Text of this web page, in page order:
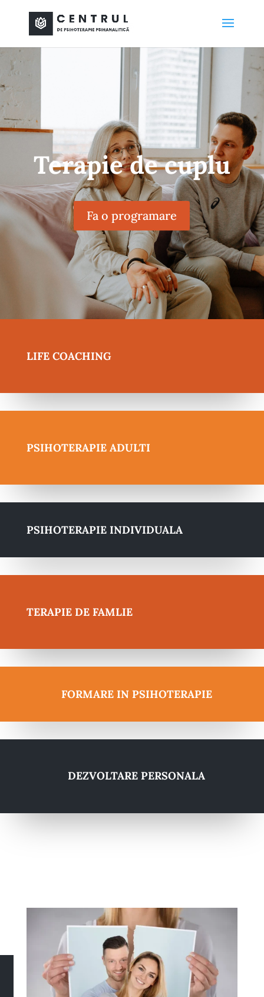
Terapie de cuplu
Fa o programare
LIFE COACHING
PSIHOTERAPIE ADULTI
PSIHOTERAPIE INDIVIDUALA
TERAPIE DE FAMLIE
FORMARE IN PSIHOTERAPIE
DEZVOLTARE PERSONALA